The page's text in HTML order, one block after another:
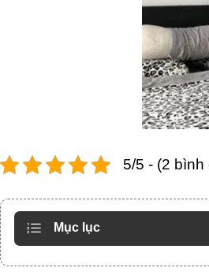
5/5 - (2 bình
Mục lục